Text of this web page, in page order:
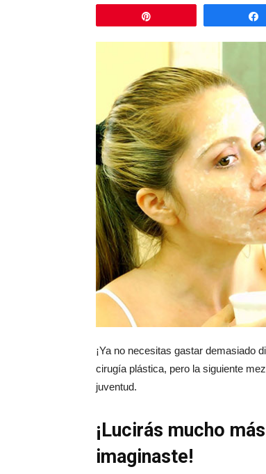
¡Ya no necesitas gastar demasiado
cirugía plástica, pero la siguiente
juventud.
¡Lucirás mucho
imaginaste!